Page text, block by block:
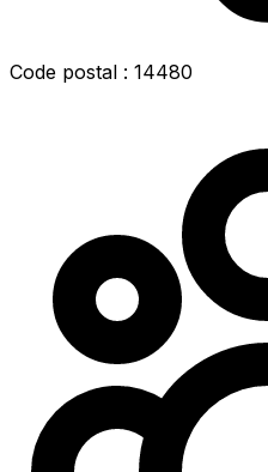
Code postal : 14480